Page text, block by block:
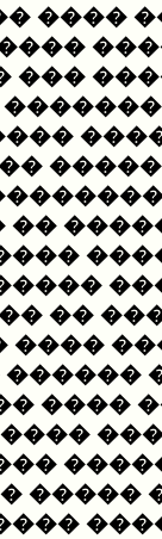
�����
���
���
��
�� ���
����
����